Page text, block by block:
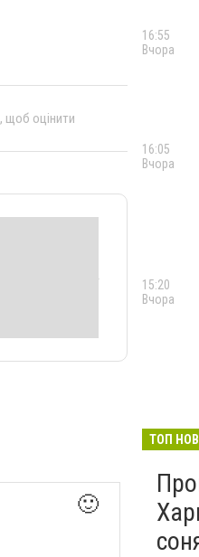
, щоб оцінити
🙂
16:55
Вчора
16:05
Вчора
15:20
Вчора
ТОП